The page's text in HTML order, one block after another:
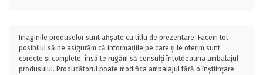
Imaginile produselor sunt afișate cu titlu de prezentare. Facem tot
posibilul să ne asigurăm că informațiile pe care ți le oferim sunt
corecte și complete, însă te rugăm să consulți întotdeauna ambalajul
produsului. Producătorul poate modifica ambalajul fără o înștiințare